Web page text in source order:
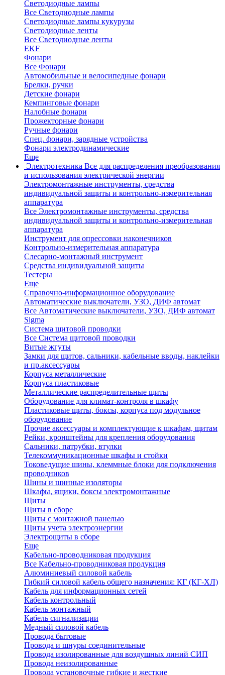
Светодиодные лампы
Все Светодиодные лампы
Светодиодные лампы кукурузы
Светодиодные ленты
Все Светодиодные ленты
EKF
Фонари
Все Фонари
Автомобильные и велосипедные фонари
Брелки, ручки
Детские фонари
Кемпинговые фонари
Налобные фонари
Прожекторные фонари
Ручные фонари
Спец. фонари, зарядные устройства
Фонари электродинамические
Еще
Электротехника Все для распределения преобразования
и использования электрической энергии
Электромонтажные инструменты, средства
индивидуальной защиты и контрольно-измерительная
аппаратура
Все Электромонтажные инструменты, средства
индивидуальной защиты и контрольно-измерительная
аппаратура
Инструмент для опрессовки наконечников
Контрольно-измерительная аппаратура
Слесарно-монтажный инструмент
Средства индивидуальной защиты
Тестеры
Еще
Справочно-информационное оборудование
Автоматические выключатели, УЗО, ДИФ автомат
Все Автоматические выключатели, УЗО, ДИФ автомат
Sigma
Система щитовой проводки
Все Система щитовой проводки
Витые жгуты
Замки для щитов, сальники, кабельные вводы, наклейки
и пр.аксессуары
Корпуса металлические
Корпуса пластиковые
Металлические распределительные щиты
Оборудование для климат-контроля в шкафу
Пластиковые щиты, боксы, корпуса под модульное
оборудование
Прочие аксессуары и комплектующие к шкафам, щитам
Рейки, кронштейны для крепления оборудования
Сальники, патрубки, втулки
Телекоммуникационные шкафы и стойки
Токоведущие шины, клеммные блоки для подключения
проводников
Шины и шинные изоляторы
Шкафы, ящики, боксы электромонтажные
Щиты
Щиты в сборе
Щиты с монтажной панелью
Щиты учета электроэнергии
Электрощиты в сборе
Еще
Кабельно-проводниковая продукция
Все Кабельно-проводниковая продукция
Алюминиевый силовой кабель
Гибкий силовой кабель общего назначения: КГ (КГ-ХЛ)
Кабель для информационных сетей
Кабель контрольный
Кабель монтажный
Кабель сигнализации
Медный силовой кабель
Провода бытовые
Провода и шнуры соединительные
Провода изолированные для воздушных линий СИП
Провода неизолированные
Провода установочные гибкие и жесткие